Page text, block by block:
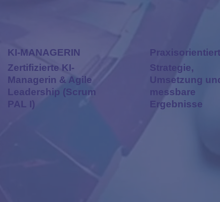
KI-MANAGERIN
Zertifizierte KI-
Managerin & Agile
Leadership (Scrum
PAL I)
Praxisorientiert
Strategie,
Umsetzung
messbare
Ergebnisse